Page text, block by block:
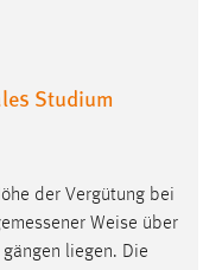
Studium
der Vergütung bei
Weise über
liegen. Die